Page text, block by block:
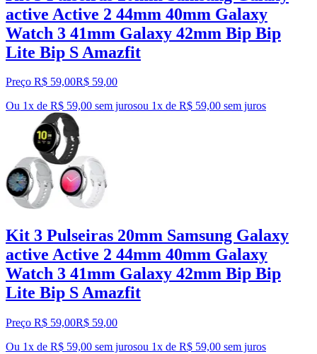
active Active 2 44mm 40mm Galaxy
Watch 3 41mm Galaxy 42mm Bip Bip
Lite Bip S Amazfit
Preço R$ 59,00R$ 59,00
Ou 1x de R$ 59,00 sem jurosou 1x de R$ 59,00 sem juros
Kit 3 Pulseiras 20mm Samsung Galaxy
active Active 2 44mm 40mm Galaxy
Watch 3 41mm Galaxy 42mm Bip Bip
Lite Bip S Amazfit
Preço R$ 59,00R$ 59,00
Ou 1x de R$ 59,00 sem jurosou 1x de R$ 59,00 sem juros